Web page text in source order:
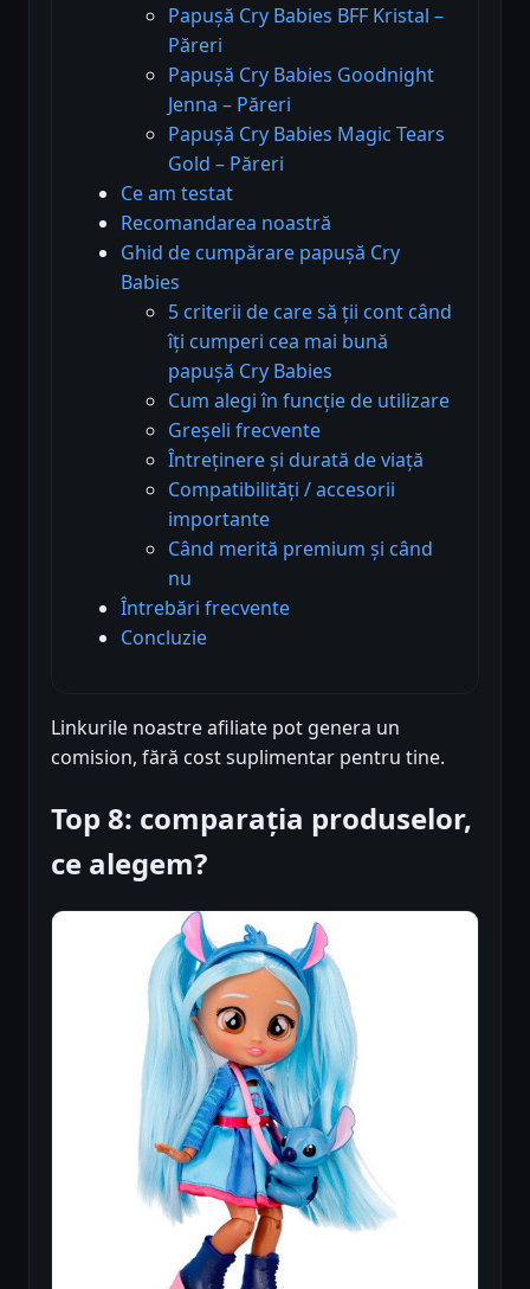
Papușă Cry Babies BFF Kristal –
Păreri
Papușă Cry Babies Goodnight
Jenna – Păreri
Papușă Cry Babies Magic Tears
Gold – Păreri
Ce am testat
Recomandarea noastră
Ghid de cumpărare papușă Cry
Babies
5 criterii de care să ții cont când
îți cumperi cea mai bună
papușă Cry Babies
Cum alegi în funcție de utilizare
Greșeli frecvente
Întreținere și durată de viață
Compatibilități / accesorii
importante
Când merită premium și când
nu
Întrebări frecvente
Concluzie
Linkurile noastre afiliate pot genera un
comision, fără cost suplimentar pentru tine.
Top 8: comparația produselor,
ce alegem?